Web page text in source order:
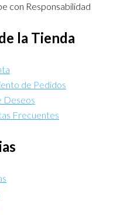
con Responsabilidad
la Tienda
de Pedidos
Deseos
Frecuentes